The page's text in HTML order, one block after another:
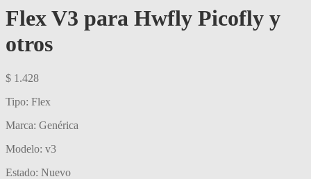
Flex V3 para Hwfly Picofly y
otros
$ 1.428
Tipo: Flex
Marca: Genérica
Modelo: v3
Estado: Nuevo